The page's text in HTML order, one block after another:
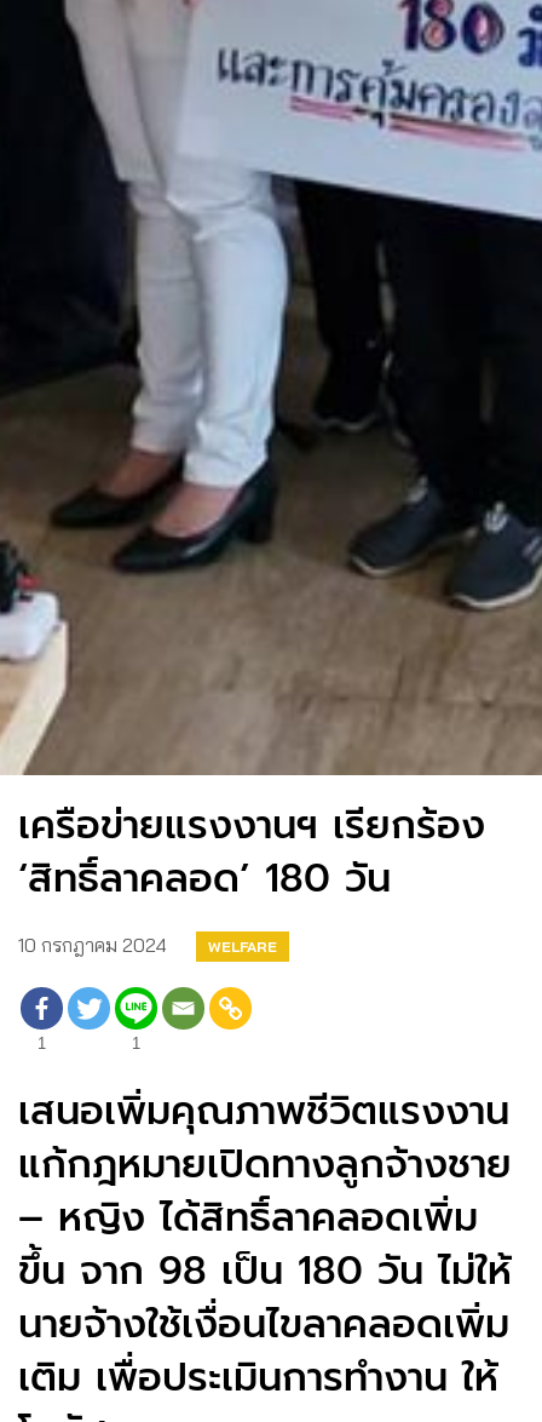
เครือข่ายแรงงานฯ เรียกร้อง
‘สิทธิ์ลาคลอด’ 180 วัน
10 กรกฎาคม 2024 WELFARE
1 1
เสนอเพิ่มคุณภาพชีวิตแรงงาน
แก้กฎหมายเปิดทางลูกจ้างชาย
– หญิง ได้สิทธิ์ลาคลอดเพิ่ม
ขึ้น จาก 98 เป็น 180 วัน ไม่ให้
นายจ้างใช้เงื่อนไขลาคลอดเพิ่ม
เติม เพื่อประเมินการทำงาน ให้